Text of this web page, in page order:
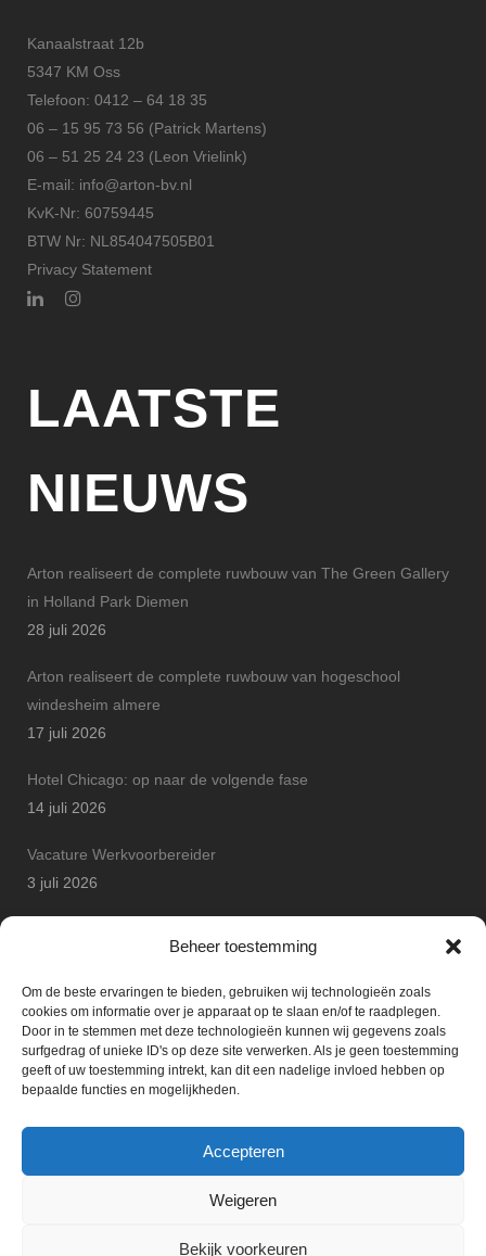
Beheer toestemming
Om de beste ervaringen te bieden, gebruiken wij technologieën zoals
cookies om informatie over je apparaat op te slaan en/of te raadplegen.
Door in te stemmen met deze technologieën kunnen wij gegevens zoals
surfgedrag of unieke ID's op deze site verwerken. Als je geen toestemming
geeft of uw toestemming intrekt, kan dit een nadelige invloed hebben op
bepaalde functies en mogelijkheden.
Accepteren
Weigeren
Bekijk voorkeuren
Kanaalstraat 12b
5347 KM Oss
Telefoon: 0412 – 64 18 35
06 – 15 95 73 56 (Patrick Martens)
06 – 51 25 24 23 (Leon Vrielink)
E-mail: info@arton-bv.nl
KvK-Nr: 60759445
BTW Nr: NL854047505B01
Privacy Statement
LAATSTE
NIEUWS
Arton realiseert de complete ruwbouw van The Green Gallery
in Holland Park Diemen
28 juli 2026
Arton realiseert de complete ruwbouw van hogeschool
windesheim almere
17 juli 2026
Hotel Chicago: op naar de volgende fase
14 juli 2026
Vacature Werkvoorbereider
3 juli 2026